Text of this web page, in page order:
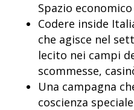
Spazio economico
Codere inside
che agisce nel
lecito nei campi
scommesse,
Una campagna
coscienza